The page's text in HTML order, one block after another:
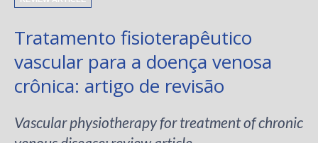
Tratamento fisioterapêutico
vascular para a doença venosa
crônica: artigo de revisão
Vascular physiotherapy for treatment of chronic